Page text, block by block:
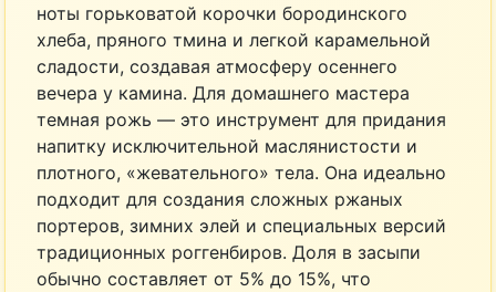
ноты горьковатой корочки бородинского
хлеба, пряного тмина и легкой карамельной
сладости, создавая атмосферу осеннего
вечера у камина. Для домашнего мастера
темная рожь — это инструмент для придания
напитку исключительной маслянистости и
плотного, «жевательного» тела. Она идеально
подходит для создания сложных ржаных
портеров, зимних элей и специальных версий
традиционных роггенбиров. Доля в засыпи
обычно составляет от 5% до 15%, что